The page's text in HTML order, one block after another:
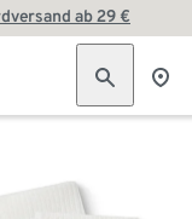
ab 29 €